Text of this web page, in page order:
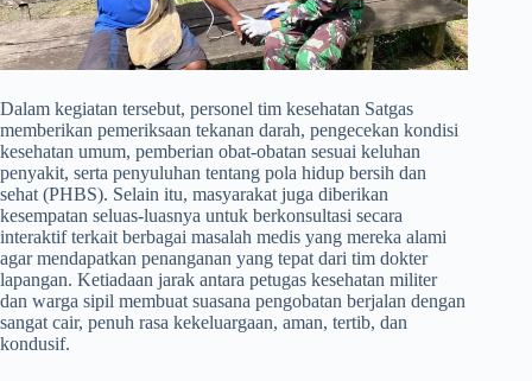
​Dalam kegiatan tersebut, personel tim kesehatan Satgas
memberikan pemeriksaan tekanan darah, pengecekan kondisi
kesehatan umum, pemberian obat-obatan sesuai keluhan
penyakit, serta penyuluhan tentang pola hidup bersih dan
sehat (PHBS). Selain itu, masyarakat juga diberikan
kesempatan seluas-luasnya untuk berkonsultasi secara
interaktif terkait berbagai masalah medis yang mereka alami
agar mendapatkan penanganan yang tepat dari tim dokter
lapangan. Ketiadaan jarak antara petugas kesehatan militer
dan warga sipil membuat suasana pengobatan berjalan dengan
sangat cair, penuh rasa kekeluargaan, aman, tertib, dan
kondusif.